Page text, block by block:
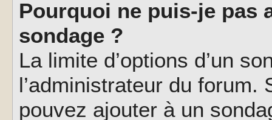
Pourquoi ne puis-je pas
sondage ?
La limite d’options d’un
l’administrateur du forum.
pouvez ajouter à un